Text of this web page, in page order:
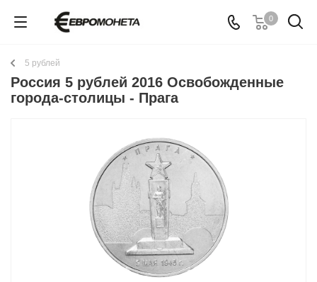
0
5 рублей
Россия 5 рублей 2016 Освобожденные
города-столицы - Прага